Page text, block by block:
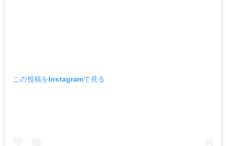
この投稿をInstagramで見る